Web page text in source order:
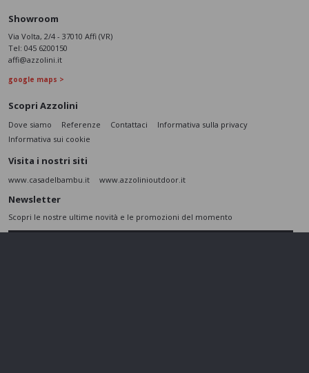
Showroom
Via Volta, 2/4 - 37010 Affi (VR)
Tel: 045 6200150
affi@azzolini.it
google maps >
Scopri Azzolini
Dove siamo Referenze Contattaci
Informativa sulla privacy
Informativa sui cookie
Visita i nostri siti
www.casadelbambu.it www.azzolinioutdoor.it
Newsletter
Scopri le nostre ultime novità e le promozioni del momento